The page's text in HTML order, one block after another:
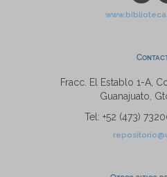
Fracc. El Establo 1-A,
Guanajuato,
Tel: +52 (473)